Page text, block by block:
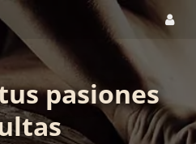
pasiones